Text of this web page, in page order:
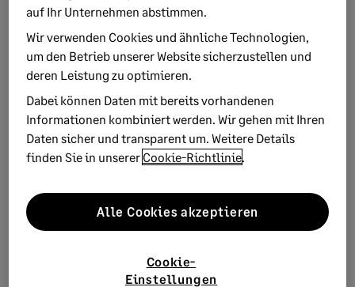
10. APRIL 2018 1 MINUTEN ZU LESEN
Innovationen für den e-Commerce
Gehören Sie schon zu dem Teil im Online Handel, der sein
gesamtes Business inkl. Buchhaltung, Steuern, Kunden- und
Beste...
auf Ihr Unternehmen abstimmen.
Wir verwenden Cookies und ähnliche Technologien,
um den Betrieb unserer Website sicherzustellen und
deren Leistung zu optimieren.
Dabei können Daten mit bereits vorhandenen
Informationen kombiniert werden. Wir gehen mit Ihren
Daten sicher und transparent um. Weitere Details
finden Sie in unserer Cookie-Richtlinie
Cookie-
Einstellungen
Alle Cookies akzeptieren